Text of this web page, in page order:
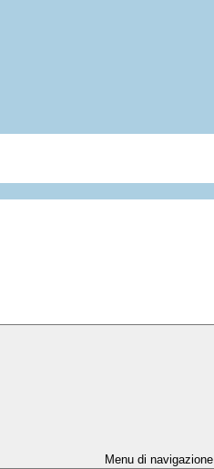
Menu di navigazione